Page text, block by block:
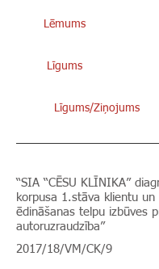
Lēmums
Līgums
Līgums/Ziņojums
“SIA “CĒSU KLĪNIKA”
korpusa 1.stāva klientu un
ēdināšanas telpu izbūves
autoruzraudzība”
2017/18/VM/CK/9